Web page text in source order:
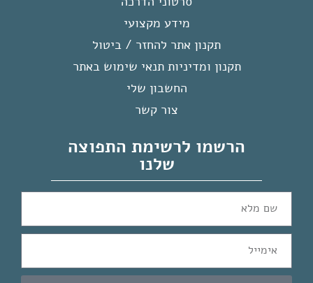
מידע מקצועי
תקנון אתר להחזר / ביטול
תקנון ומדיניות תנאי שימוש באתר
החשבון שלי
צור קשר
הרשמו לרשימת התפוצה
שלנו